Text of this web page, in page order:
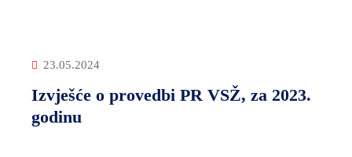
23.05.2024
Izvješće o provedbi PR VSŽ, za 2023.
godinu